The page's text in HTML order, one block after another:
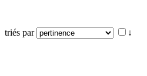
triés par ↓